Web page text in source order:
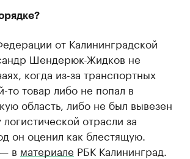
от Калининградской
Шендерюк-Жидков не
когда из-за транспортных
то товар либо не попал в
область, либо не был вывезен
отрасли за
он оценил как блестящую.
в материале РБК Калининград.